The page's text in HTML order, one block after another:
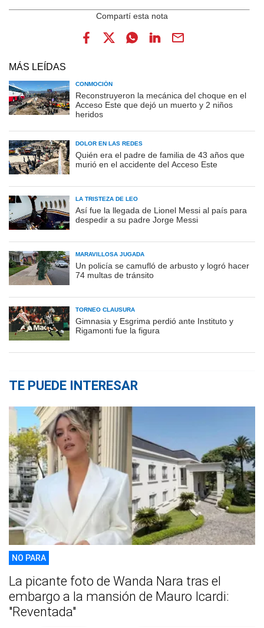
MÁS LEÍDAS
CONMOCIÓN
Reconstruyeron la mecánica del choque en el
Acceso Este que dejó un muerto y 2 niños
heridos
DOLOR EN LAS REDES
Quién era el padre de familia de 43 años que
murió en el accidente del Acceso Este
LA TRISTEZA DE LEO
Así fue la llegada de Lionel Messi al país para
despedir a su padre Jorge Messi
MARAVILLOSA JUGADA
Un policía se camufló de arbusto y logró hacer
74 multas de tránsito
TORNEO CLAUSURA
Gimnasia y Esgrima perdió ante Instituto y
Rigamonti fue la figura
TE PUEDE INTERESAR
NO PARA
La picante foto de Wanda Nara tras el
embargo a la mansión de Mauro Icardi:
"Reventada"